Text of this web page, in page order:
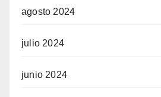
agosto 2024
julio 2024
junio 2024